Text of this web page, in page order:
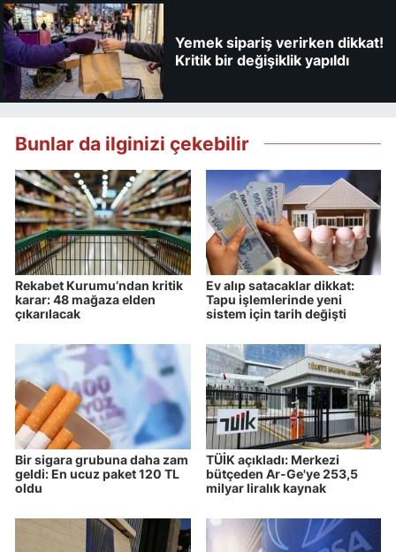
Yemek sipariş verirken dikkat!
Kritik bir değişiklik yapıldı
Bunlar da ilginizi çekebilir
Rekabet Kurumu’ndan kritik
karar: 48 mağaza elden
çıkarılacak
Ev alıp satacaklar dikkat:
Tapu işlemlerinde yeni
sistem için tarih değişti
Bir sigara grubuna daha zam
geldi: En ucuz paket 120 TL
oldu
TÜİK açıkladı: Merkezi
bütçeden Ar-Ge'ye 253,5
milyar liralık kaynak